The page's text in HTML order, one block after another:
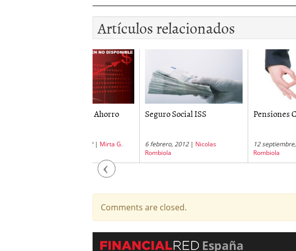
Artículos relacionados
Previous
Seguro Social ISS
6 febrero, 2012 |Nicolas
Pensiones Colombia
12 septiembre, 2011|Nicolas
Comments are closed.
España